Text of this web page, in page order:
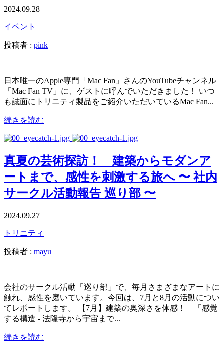
2024.09.28
イベント
投稿者 : pink
日本唯一のApple専門「Mac Fan」さんのYouTubeチャンネル
「Mac Fan TV」に、ゲストに呼んでいただきました！ いつ
も誌面にトリニティ製品をご紹介いただいているMac Fan...
続きを読む
真夏の芸術探訪！ 建築からモダンア
ートまで、感性を刺激する旅へ 〜 社内
サークル活動報告 巡り部 〜
2024.09.27
トリニティ
投稿者 : mayu
会社のサークル活動「巡り部」で、毎月さまざまなアートに
触れ、感性を磨いています。今回は、7月と8月の活動につい
てレポートします。 【7月】建築の奥深さを体感！ 「感覚
する構造 - 法隆寺から宇宙まで...
続きを読む